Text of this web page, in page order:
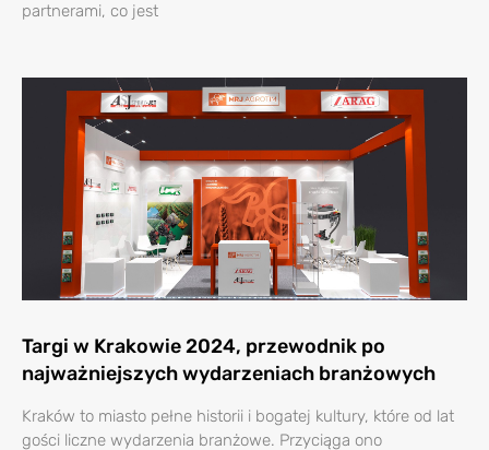
partnerami, co jest
Targi w Krakowie 2024, przewodnik po
najważniejszych wydarzeniach branżowych
Kraków to miasto pełne historii i bogatej kultury, które od lat
gości liczne wydarzenia branżowe. Przyciąga ono